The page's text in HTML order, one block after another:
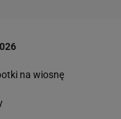
na wiosnę